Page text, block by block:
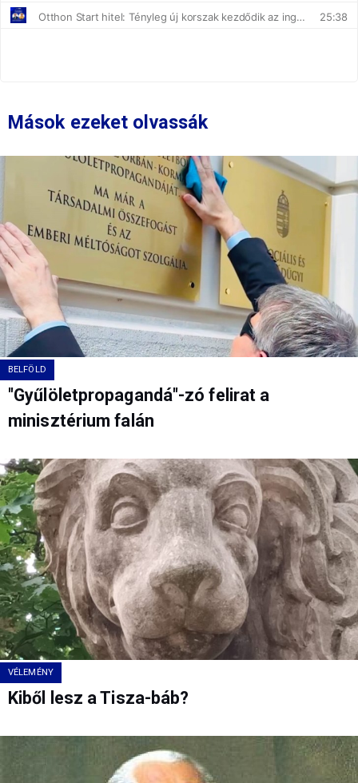
Mások ezeket olvassák
BELFÖLD
"Gyűlöletpropagandá"-zó felirat a
minisztérium falán
VÉLEMÉNY
Kiből lesz a Tisza-báb?